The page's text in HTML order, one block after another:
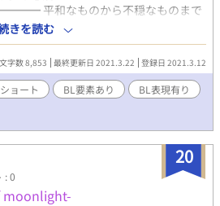
和なものから不穏なものまで
現、自傷行為、交通事故等が含まれる
な作品はタイトルに【⚠】マークがつ
した上でお読み下さい。
々はアイデア集めとして温め
が、多忙につき内容を盛る時間が無
してみようと思いつきで投稿しまし
人一人の名前が無く全て代名詞にな
当に短く、やはりメモ程度の内容では
ければ幸いです。
一回更新：2021/03/12 第二
更新：2022/07/28
きを読む
文字数 8,853 最終更新日 2021.3.22 登録日 2021.3.12
ョート BL要素あり
BL表現有り
20
: 0
moonlight-